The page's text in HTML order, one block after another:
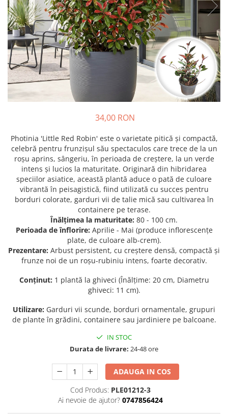
Bulbi de Echinacea
Bulbi de Frezie
Bulbi de Fritillaria
Bulbi de Gaillardia (Kokarda)
Bulbi de Gladiole
Bulbi de Irisi - Stanjenel
Bulbi de Lalele
Bulbi de Narcise
Bulbi de Ranunculus
Bulbi de Tigridia
Bulbi de Zambile
Bulbi de Zantedeschia
Bulbi Sparaxis
Seminte de Flori
Seminte de Ierburi
Seminte de Legume/Fructe
Păr - Pyrus communis
Smochini - Ficus carica
Viță de Vie - Vitis
Zmeur - Rubus
34,00 RON
Photinia 'Little Red Robin' este o varietate pitică și compactă,
celebră pentru frunzișul său spectaculos care trece de la un
roșu aprins, sângeriu, în perioada de creștere, la un verde
intens și lucios la maturitate. Originară din hibridarea
speciilor asiatice, această plantă aduce o pată de culoare
vibrantă în peisagistică, fiind utilizată cu succes pentru
borduri colorate, garduri vii de talie mică sau cultivarea în
containere pe terase.
Înălțimea la maturitate: 80 - 100 cm.
Perioada de înflorire: Aprilie - Mai (produce inflorescențe
plate, de culoare alb-crem).
Prezentare: Arbust persistent, cu creștere densă, compactă și
frunze noi de un roșu-rubiniu intens, foarte decorativ.
Conținut: 1 plantă la ghiveci (Înălțime: 20 cm, Diametru
ghiveci: 11 cm).
Utilizare: Garduri vii scunde, borduri ornamentale, grupuri
de plante în grădini, containere sau jardiniere pe balcoane.
IN STOC
Durata de livrare: 24-48 ore
ADAUGA IN COS
Cod Produs: PLE01212-3
Ai nevoie de ajutor? 0747856424